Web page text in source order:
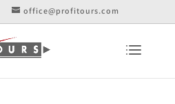
office@profitours.com